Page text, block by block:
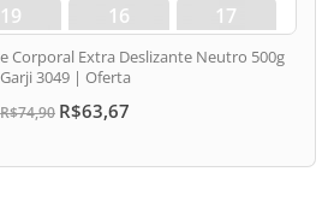
19 16
min
17
seg
Corporal Extra Deslizante Neutro 500g
Garji 3049 | Oferta
R$74,90 R$63,67